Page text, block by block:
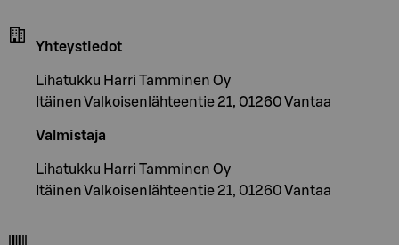
Yhteystiedot
Lihatukku Harri Tamminen Oy
Itäinen Valkoisenlähteentie 21, 01260 Vantaa
Valmistaja
Lihatukku Harri Tamminen Oy
Itäinen Valkoisenlähteentie 21, 01260 Vantaa